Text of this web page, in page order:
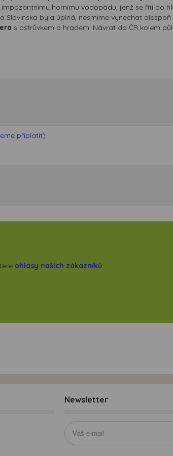
hornímu vodopádu, jenž se řítí do
byla úplná, nesmíme vynechat alespoň
s ostrůvkem a hradem. Návrat do ČR kolem
připlatit)
ohlasy našich zákazníků.
Newsletter